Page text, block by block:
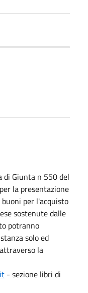
di Giunta n 550 del
la presentazione
per l'acquisto
sostenute dalle
potranno
solo ed
la
- sezione libri di